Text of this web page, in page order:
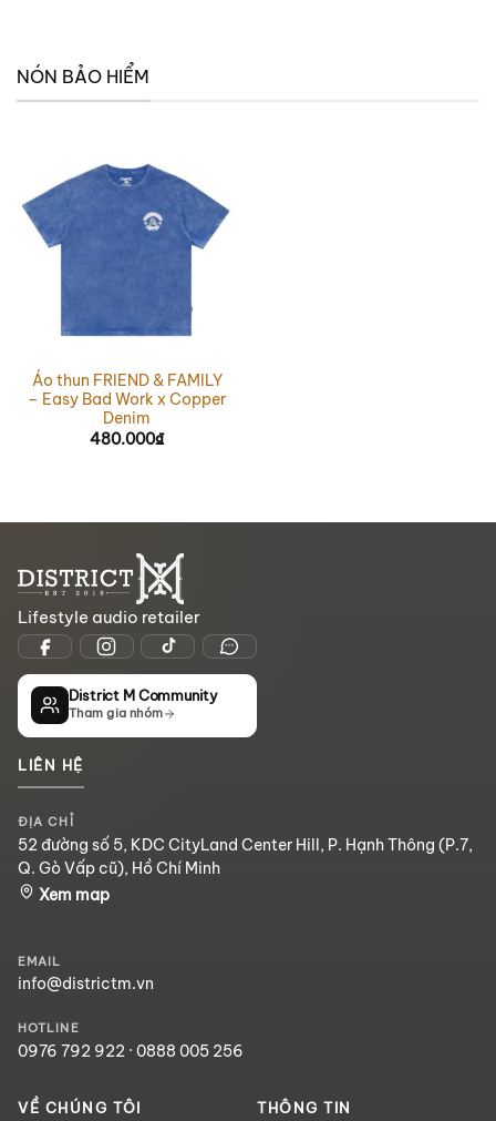
NÓN BẢO HIỂM
Áo thun FRIEND & FAMILY
– Easy Bad Work x Copper
Denim
480.000₫
Lifestyle audio retailer
District M Community
Tham gia nhóm
LIÊN HỆ
ĐỊA CHỈ
52 đường số 5, KDC CityLand Center Hill, P. Hạnh Thông (P.7,
Q. Gò Vấp cũ), Hồ Chí Minh
Xem map
EMAIL
info@districtm.vn
HOTLINE
0976 792 922 · 0888 005 256
VỀ CHÚNG TÔI THÔNG TIN